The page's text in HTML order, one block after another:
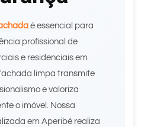
é essencial para
profissional de
e residenciais em
limpa transmite
e valoriza
o imóvel. Nossa
em Aperibé realiza